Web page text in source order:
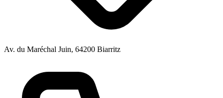
Av. du Maréchal Juin, 64200 Biarritz